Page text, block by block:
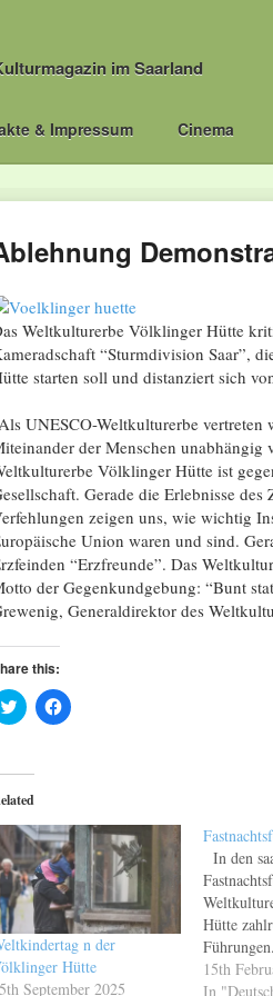
im Saarland
& Impressum Cinema
Weltkulturerbe Völklinger Hütte
“Sturmdivision Saar”,
starten soll und distanziert sich
UNESCO-Weltkulturerbe
der Menschen
Völklinger Hütte ist
Gerade die Erlebnisse
zeigen uns, wie wichtig
Union waren und sind.
“Erzfreunde”. Das
der Gegenkundgebung: “Bunt
Generaldirektor des
this:
Click
to
(Opens
in
new
Click
to
n der
Hütte
September 2025
In den
Hütte
die große
15th
In